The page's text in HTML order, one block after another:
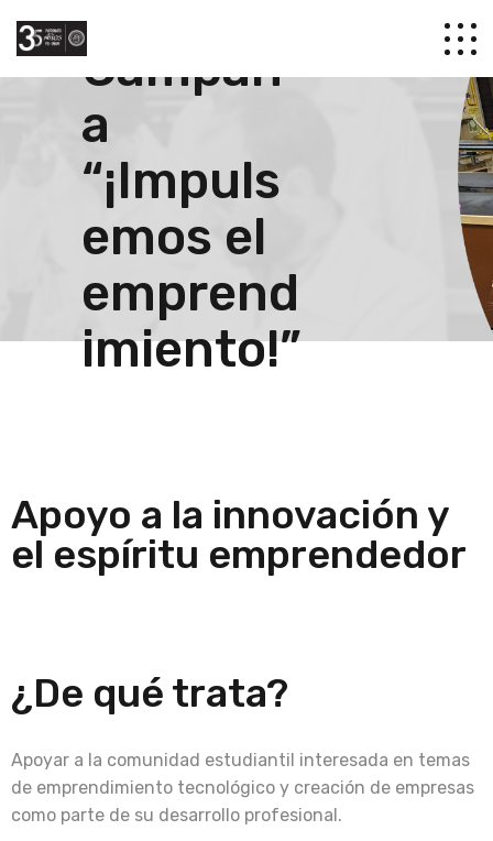
Campañ
a
“¡Impuls
emos el
emprend
imiento!”
Apoyo a la innovación y
el espíritu emprendedor
¿De qué trata?
Apoyar a la comunidad estudiantil interesada en temas
de emprendimiento tecnológico y creación de empresas
como parte de su desarrollo profesional.